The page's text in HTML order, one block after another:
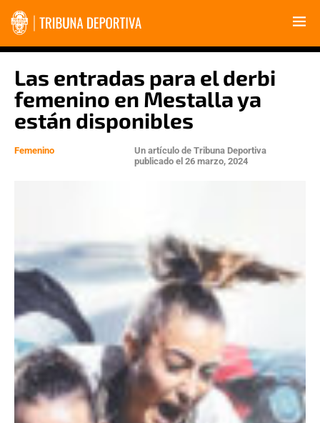
Las entradas para el derbi
femenino en Mestalla ya
están disponibles
Femenino Un artículo de Tribuna Deportiva
publicado el 26 marzo, 2024